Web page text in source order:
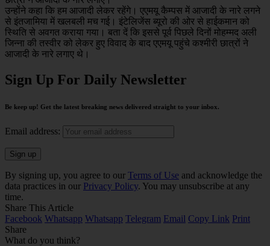
उन्होंने कहा कि हम आजादी लेकर रहेंगे। एएमयू कैम्पस में आजादी के नारे लगने
से इंतजामिया में खलबली मच गई। इंटेलिजेंस ब्यूरो की ओर से हाईकमान को
स्थिति से अवगत कराया गया। बता दें कि इससे पूर्व पिछले दिनों मोहम्मद अली
जिन्ना की तस्वीर को लेकर हुए विवाद के बाद एएमयू पहुंचे कश्मीरी छात्रों ने
आजादी के नारे लगाए थे।
Sign Up For Daily Newsletter
Be keep up! Get the latest breaking news delivered straight to your inbox.
Email address:
By signing up, you agree to our Terms of Use and acknowledge the
data practices in our Privacy Policy. You may unsubscribe at any
time.
Share This Article
Facebook Whatsapp Whatsapp Telegram Email Copy Link Print
Share
What do you think?